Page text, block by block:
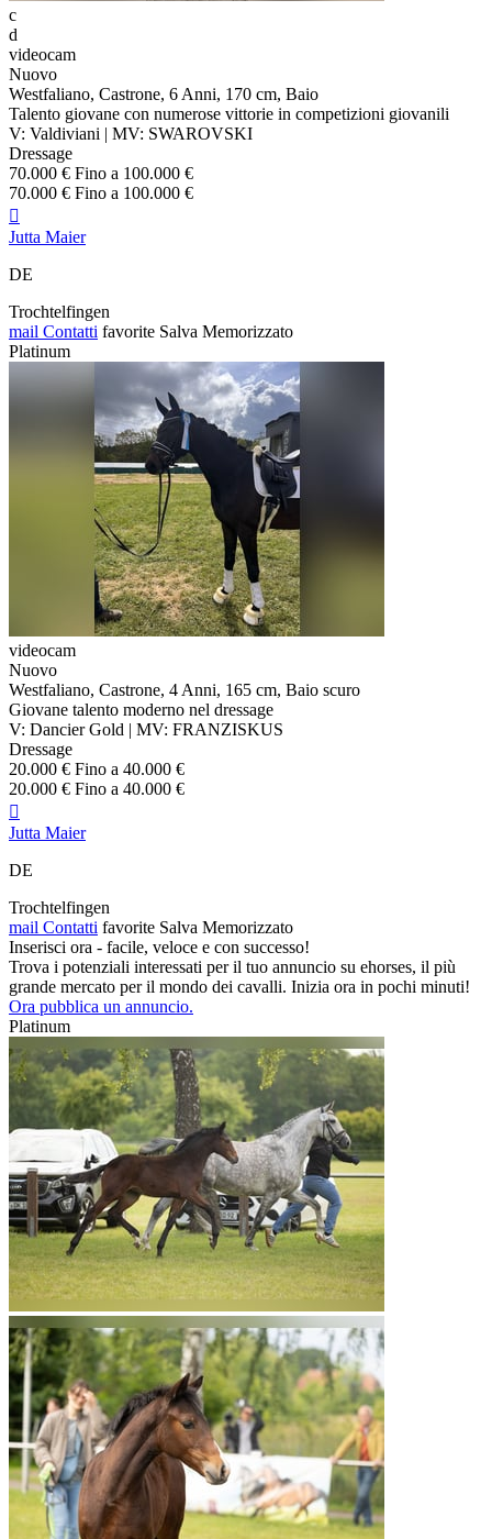
c
d
videocam
Nuovo
Westfaliano, Castrone, 6 Anni, 170 cm, Baio
Talento giovane con numerose vittorie in competizioni giovanili
V: Valdiviani | MV: SWAROVSKI
Dressage
70.000 € Fino a 100.000 €
70.000 € Fino a 100.000 €

Jutta Maier
DE
Trochtelfingen
mail Contatti favorite Salva Memorizzato
Platinum
videocam
Nuovo
Westfaliano, Castrone, 4 Anni, 165 cm, Baio scuro
Giovane talento moderno nel dressage
V: Dancier Gold | MV: FRANZISKUS
Dressage
20.000 € Fino a 40.000 €
20.000 € Fino a 40.000 €

Jutta Maier
DE
Trochtelfingen
mail Contatti favorite Salva Memorizzato
Inserisci ora - facile, veloce e con successo!
Trova i potenziali interessati per il tuo annuncio su ehorses, il più
grande mercato per il mondo dei cavalli. Inizia ora in pochi minuti!
Ora pubblica un annuncio.
Platinum